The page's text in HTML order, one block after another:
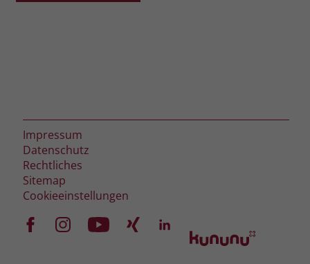
Impressum
Datenschutz
Rechtliches
Sitemap
Cookieeinstellungen